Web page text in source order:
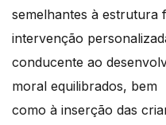
semelhantes à estrutura
intervenção
conducente ao
moral equilibrados, bem
como à inserção das